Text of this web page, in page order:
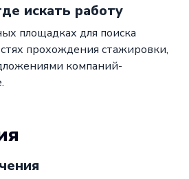
искать работу
площадках для поиска
прохождения стажировки,
компаний-